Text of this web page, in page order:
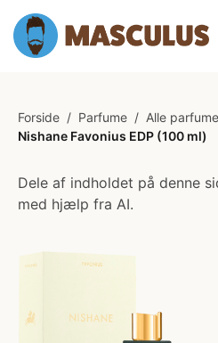
Forside / Parfume / Alle
Nishane Favonius EDP (100 ml)
Dele af indholdet på denne
med hjælp fra AI.